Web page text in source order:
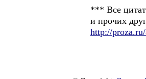
*** Все
и прочих
http://